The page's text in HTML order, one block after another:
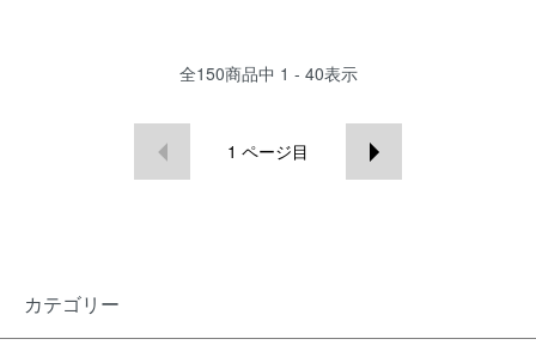
全150商品中 1 - 40表示
1 ページ目
カテゴリー